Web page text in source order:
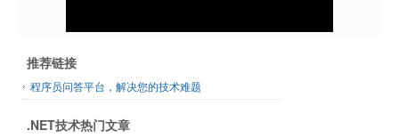
推荐链接
程序员问答平台，解决您的技术难题
.NET技术热门文章